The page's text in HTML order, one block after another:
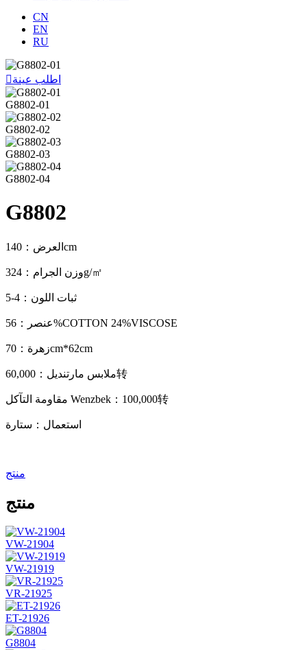
CN
EN
RU
اطلب عينة
G8802-01
G8802-02
G8802-03
G8802-04
G8802
العرض：140cm
وزن الجرام：324g/㎡
ثبات اللون：4-5
عنصر：56%COTTON 24%VISCOSE
زهرة：70cm*62cm
ملابس مارتنديل：60,000转
مقاومة التآكل Wenzbek：100,000转
استعمال：ستارة
منتج
منتج
VW-21904
VW-21919
VR-21925
ET-21926
G8804